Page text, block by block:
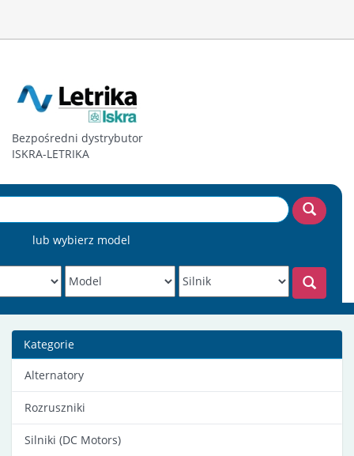
Bezpośredni dystrybutor
ISKRA-LETRIKA
lub wybierz model
Kategorie
Alternatory
Rozruszniki
Silniki (DC Motors)